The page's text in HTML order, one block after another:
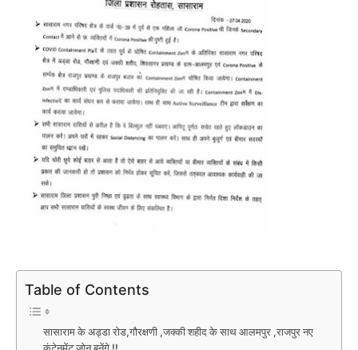
Table of Contents
सासाराम के अड्डा रोड,गौरक्षणी ,जक्की शहीद के साथ आलमपुर ,राजपुर नए